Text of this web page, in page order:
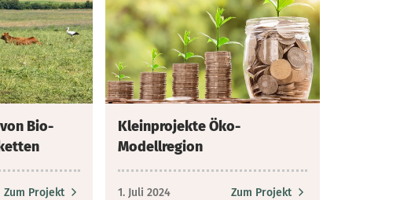
Bio-
Zum Projekt
Kleinprojekte Öko-
Modellregion
1. Juli 2024 Zum Projekt